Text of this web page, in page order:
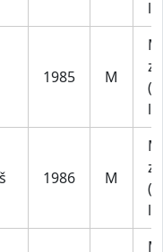
1985 M
1986 M